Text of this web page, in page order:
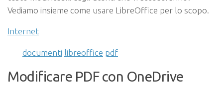
Vediamo insieme come usare LibreOffice per lo scopo.
Internet
documenti libreoffice pdf
Modificare PDF con OneDrive